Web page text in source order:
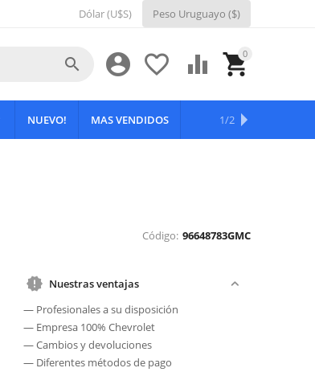
Dólar (U$S) Peso Uruguayo ($)
0

 


NUEVO! MAS VENDIDOS OFERTAS
1/2
Código: 96648783GMC
Nuestras ventajas
— Profesionales a su disposición
— Empresa 100% Chevrolet
— Cambios y devoluciones
— Diferentes métodos de pago